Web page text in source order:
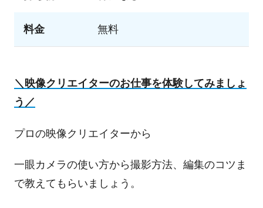
料金 無料
＼映像クリエイターのお仕事を体験してみましょ
う／
プロの映像クリエイターから
一眼カメラの使い方から撮影方法、編集のコツま
で教えてもらいましょう。